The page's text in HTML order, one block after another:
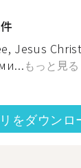
Jesus
もっと見る
をダウンロ